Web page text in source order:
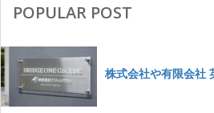
POPULAR POST